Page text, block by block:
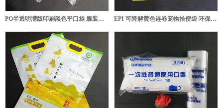
PO半透明满版印刷黑色平口袋 服装通用包装平口袋 EPI 可降解黄色连卷宠物拾便袋 环保连卷袋 便携降解垃圾袋